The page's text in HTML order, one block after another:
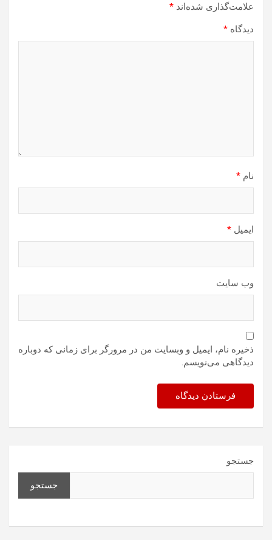
علامت‌گذاری شده‌اند *
دیدگاه *
نام *
ایمیل *
وب‌ سایت
ذخیره نام، ایمیل و وبسایت من در مرورگر برای زمانی که دوباره
دیدگاهی می‌نویسم.
جستجو
جستجو